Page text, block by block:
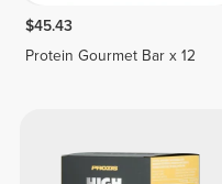
$45.43
Protein Gourmet Bar x 12